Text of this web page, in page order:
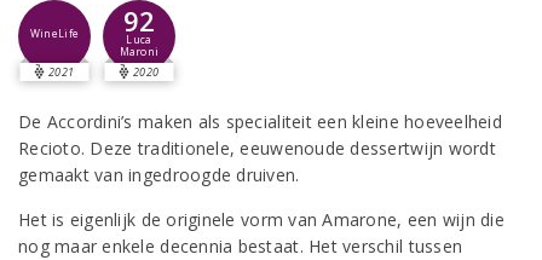
WineLife
2021
92
Luca
Maroni
2020
De Accordini’s maken als specialiteit een kleine hoeveelheid
Recioto. Deze traditionele, eeuwenoude dessertwijn wordt
gemaakt van ingedroogde druiven.
Het is eigenlijk de originele vorm van Amarone, een wijn die
nog maar enkele decennia bestaat. Het verschil tussen